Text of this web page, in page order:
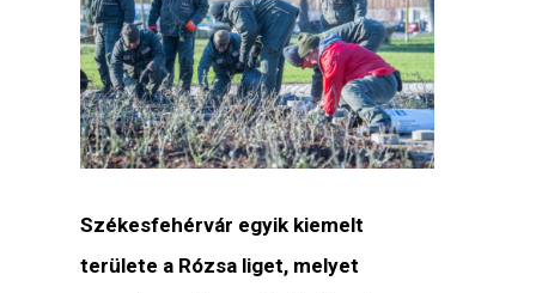
Székesfehérvár egyik kiemelt
területe a Rózsa liget, melyet